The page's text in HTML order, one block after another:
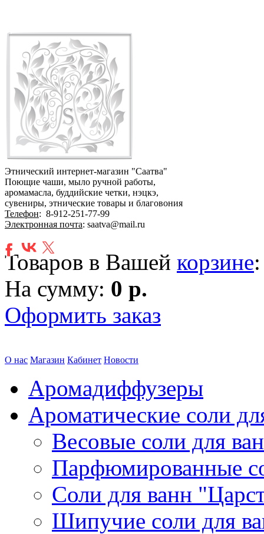
Этнический интернет-магазин "Саатва"
Поющие чаши, мыло ручной работы,
аромамасла, буддийские четки, нэцкэ,
сувениры, этнические товары и благовония
Телефон: 8-912-251-77-99
Электронная почта: saatva@mail.ru
Товаров в Вашей корзине
На сумму: 0 р.
Оформить заказ
О нас Магазин Кабинет Новости
Аромадиффузеры
Ароматические соли
Весовые соли для
Парфюмированные
Соли для ванн
Шипучие соли для